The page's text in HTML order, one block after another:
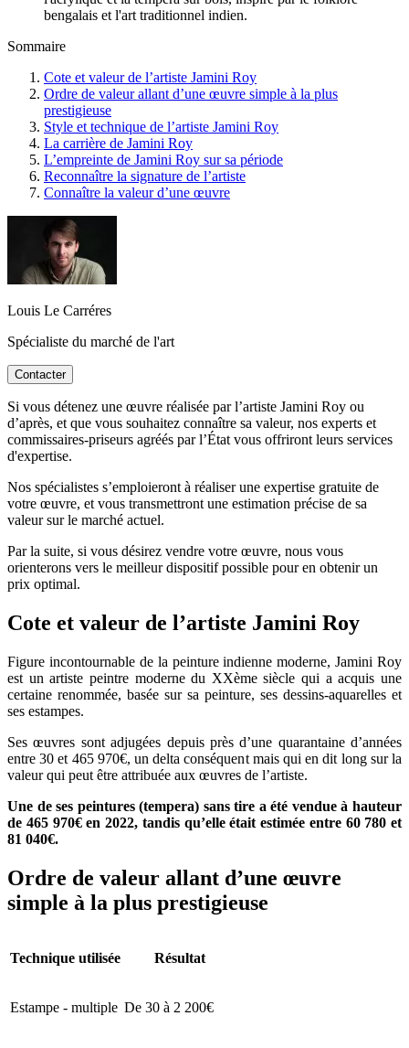
bengalais et l'art traditionnel indien.
Sommaire
Cote et valeur de l’artiste Jamini Roy
Ordre de valeur allant d’une œuvre simple à la plus
prestigieuse
Style et technique de l’artiste Jamini Roy
La carrière de Jamini Roy
L’empreinte de Jamini Roy sur sa période
Reconnaître la signature de l’artiste
Connaître la valeur d’une œuvre
Louis Le Carréres
Spécialiste du marché de l'art
Contacter
Si vous détenez une œuvre réalisée par l’artiste Jamini Roy ou
d’après, et que vous souhaitez connaître sa valeur, nos experts et
commissaires-priseurs agréés par l’État vous offriront leurs services
d'expertise.
Nos spécialistes s’emploieront à réaliser une expertise gratuite de
votre œuvre, et vous transmettront une estimation précise de sa
valeur sur le marché actuel.
Par la suite, si vous désirez vendre votre œuvre, nous vous
orienterons vers le meilleur dispositif possible pour en obtenir un
prix optimal.
Cote et valeur de l’artiste Jamini Roy
Figure incontournable de la peinture indienne moderne, Jamini Roy
est un artiste peintre moderne du XXème siècle qui a acquis une
certaine renommée, basée sur sa peinture, ses dessins-aquarelles et
ses estampes.
Ses œuvres sont adjugées depuis près d’une quarantaine d’années
entre 30 et 465 970€, un delta conséquent mais qui en dit long sur la
valeur qui peut être attribuée aux œuvres de l’artiste.
Une de ses peintures (tempera) sans tire a été vendue à hauteur
de 465 970€ en 2022, tandis qu’elle était estimée entre 60 780 et
81 040€.
Ordre de valeur allant d’une œuvre
simple à la plus prestigieuse
Technique utilisée Résultat
Estampe - multiple De 30 à 2 200€